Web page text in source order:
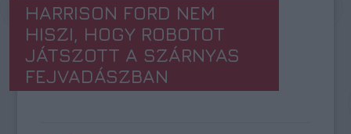
HARRISON FORD NEM
HISZI, HOGY ROBOTOT
JÁTSZOTT A SZÁRNYAS
FEJVADÁSZBAN